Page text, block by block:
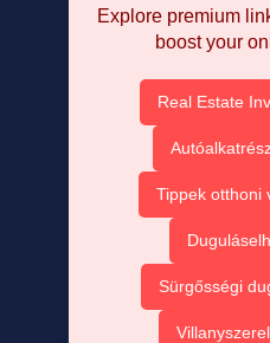
Explore premium
boost your
Real Estate
Tippek otthoni
Sürgősségi